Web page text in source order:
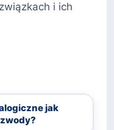
i ich
jak